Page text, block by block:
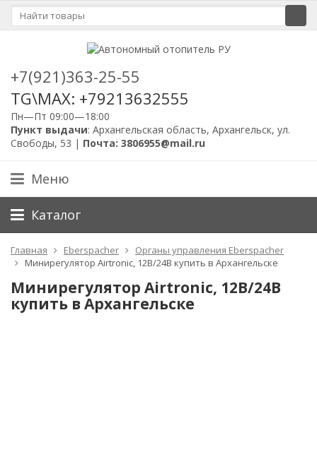
+7(921)363-25-55
TG\MAX: +79213632555
Пн—Пт 09:00—18:00
Пункт выдачи: Архангельская область, Архангельск, ул.
Свободы, 53 | Почта: 3806955@mail.ru
Меню
Каталог
Главная Eberspacher
Органы управления Eberspacher
Минирегулятор Airtronic, 12B/24B купить в Архангельске
Минирегулятор Airtronic, 12B/24B
купить в Архангельске